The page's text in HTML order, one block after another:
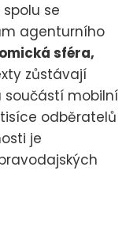
se
agenturního
sféra,
zůstávají
součástí mobilní
odběratelů
je